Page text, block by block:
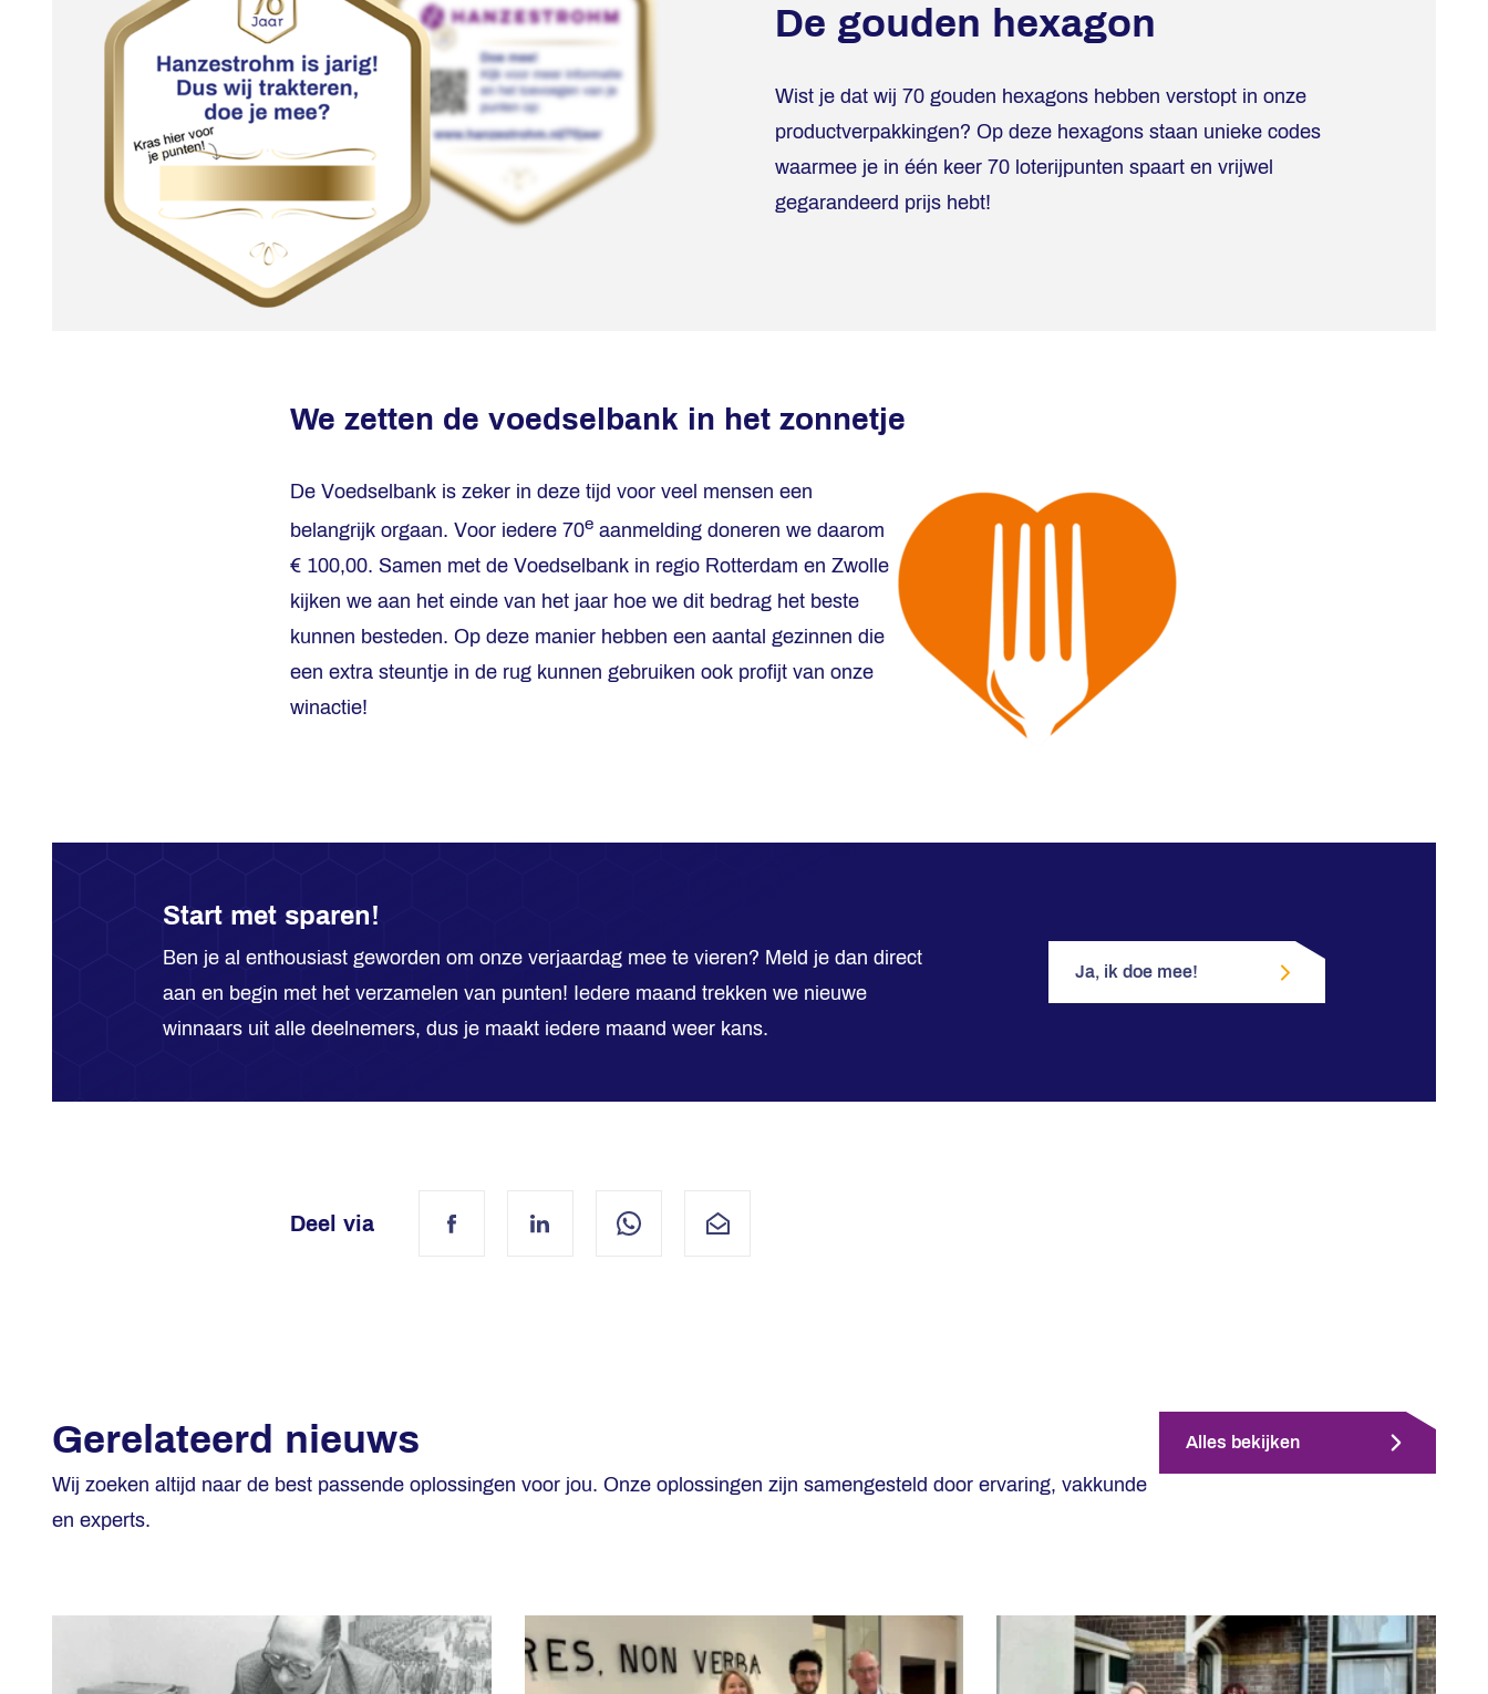
De gouden hexagon
Wist je dat wij 70 gouden hexagons hebben verstopt in onze
productverpakkingen? Op deze hexagons staan unieke codes
waarmee je in één keer 70 loterijpunten spaart en vrijwel
gegarandeerd prijs hebt!
We zetten de voedselbank in het zonnetje
De Voedselbank is zeker in deze tijd voor veel mensen een
belangrijk orgaan. Voor iedere 70e aanmelding doneren we daarom
€ 100,00. Samen met de Voedselbank in regio Rotterdam en Zwolle
kijken we aan het einde van het jaar hoe we dit bedrag het beste
kunnen besteden. Op deze manier hebben een aantal gezinnen die
een extra steuntje in de rug kunnen gebruiken ook profijt van onze
winactie!
Start met sparen!
Ben je al enthousiast geworden om onze verjaardag mee te vieren? Meld je dan direct
aan en begin met het verzamelen van punten! Iedere maand trekken we nieuwe
winnaars uit alle deelnemers, dus je maakt iedere maand weer kans.
Ja, ik doe mee!
Deel via
FacebookLinkedIn WhatsAppMail
Gerelateerd nieuws
Wij zoeken altijd naar de best passende oplossingen voor jou. Onze oplossingen zijn samengesteld door ervaring, vakkunde
en experts.
Alles bekijken